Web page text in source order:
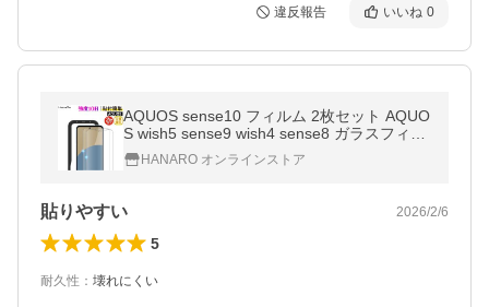
違反報告 いいね 0
AQUOS sense10 フィルム 2枚セット AQUO
S wish5 sense9 wish4 sense8 ガラスフィル
ム sense7 sense6 sense6s アクオスフィル
ム アルミノシリケート ガイド枠付き
HANARO オンラインストア
貼りやすい 2026/2/6
5
耐久性 ： 壊れにくい